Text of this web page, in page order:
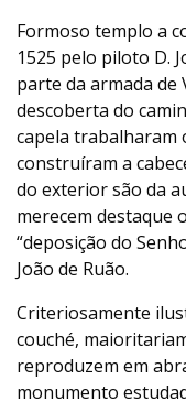
Formoso templo a
1525 pelo piloto D.
parte da armada de
descoberta do
capela trabalharam
construíram a
do exterior são da
merecem destaque
“deposição do
João de Ruão.
Criteriosamente
couché,
reproduzem em
monumento